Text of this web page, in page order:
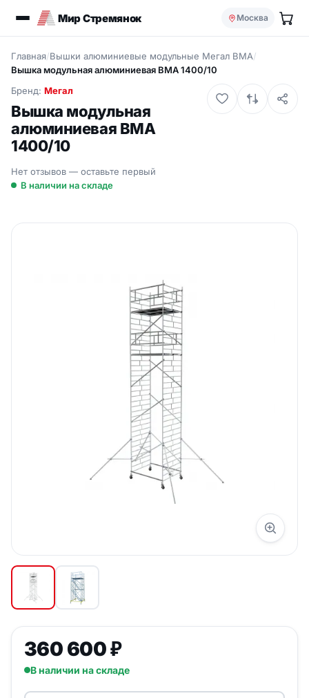
Мир Стремянок Москва
Главная/Вышки алюминиевые модульные Мегал ВМА/
Вышка модульная алюминиевая ВМА 1400/10
Бренд: Мегал
Вышка модульная
алюминиевая ВМА
1400/10
Нет отзывов — оставьте первый
В наличии на складе
360 600₽
В наличии на складе